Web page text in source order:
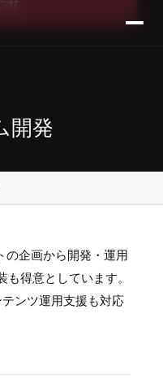
開発
の企画から開発・運用
得意としています。
ンツ運用支援も対応